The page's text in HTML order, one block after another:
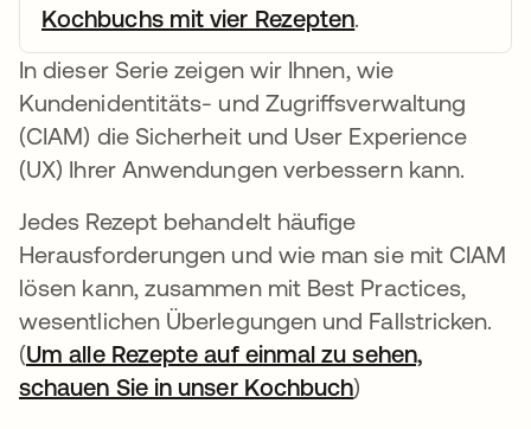
Kochbuchs mit vier Rezeptenwird in einer
.
In dieser Serie zeigen wir Ihnen, wie
Kundenidentitäts- und Zugriffsverwaltung
(CIAM) die Sicherheit und User Experience
(UX) Ihrer Anwendungen verbessern kann.
Jedes Rezept behandelt häufige
Herausforderungen und wie man sie mit CIAM
lösen kann, zusammen mit Best Practices,
wesentlichen Überlegungen und Fallstricken.
(Um alle Rezepte auf einmal zu sehen,
schauen Sie in unser Kochbuchwird in einer
)